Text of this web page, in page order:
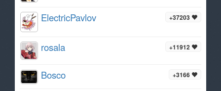
+37203
ElectricPavlov
+11912
rosala
+3166
Bosco